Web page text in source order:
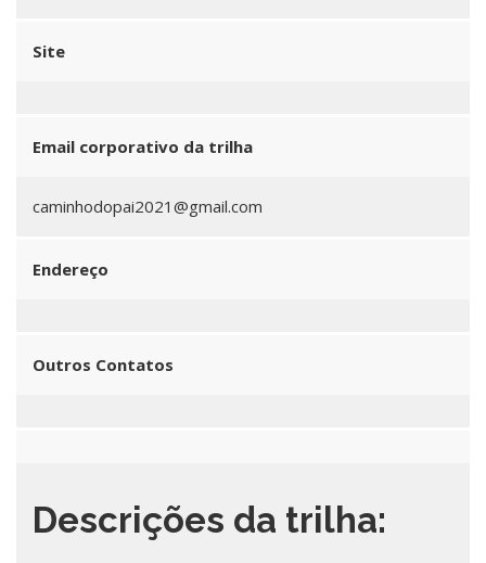
Site
Email corporativo da trilha
caminhodopai2021@gmail.com
Endereço
Outros Contatos
Descrições da trilha: